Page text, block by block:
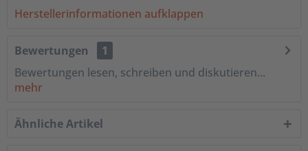
Herstellerinformationen aufklappen
Bewertungen
1
Bewertungen lesen, schreiben und diskutieren...
mehr
Ähnliche Artikel